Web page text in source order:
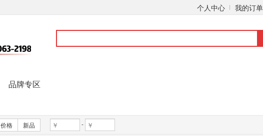
个人中心 我的订单
品牌专区
价格 新品 -